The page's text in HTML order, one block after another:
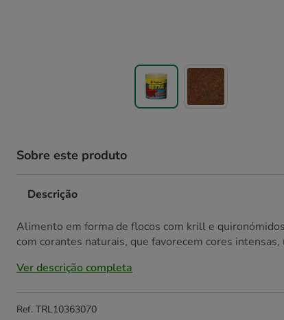
Sobre este produto
Descrição
Alimento em forma de flocos com krill e
com corantes naturais, que favorecem cores
Ver descrição completa
Ref. TRL10363070